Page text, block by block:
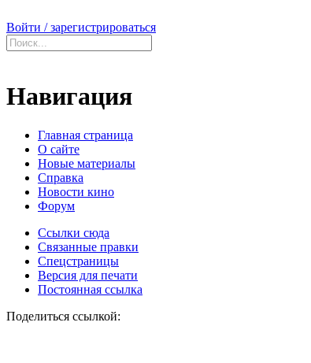
Войти / зарегистрироваться
Навигация
Главная страница
О сайте
Новые материалы
Справка
Новости кино
Форум
Ссылки сюда
Связанные правки
Спецстраницы
Версия для печати
Постоянная ссылка
Поделиться ссылкой: